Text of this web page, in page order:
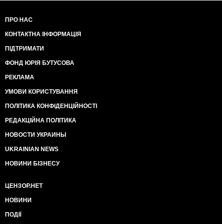
ПРО НАС
КОНТАКТНА ІНФОРМАЦІЯ
ПІДТРИМАТИ
ФОНД ЮРІЯ БУТУСОВА
РЕКЛАМА
УМОВИ КОРИСТУВАННЯ
ПОЛІТИКА КОНФІДЕНЦІЙНОСТІ
РЕДАКЦІЙНА ПОЛІТИКА
НОВОСТИ УКРАИНЫ
UKRAINIAN NEWS
НОВИНИ БІЗНЕСУ
ЦЕНЗОР.НЕТ
НОВИНИ
ПОДІЇ